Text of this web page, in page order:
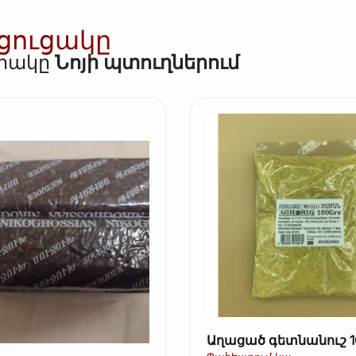
Նոյի պտուղներում
Աղացած գետնանուշ